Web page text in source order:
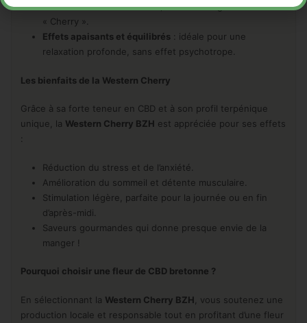
reflets violets et vert foncé, véritables signature de la
« Cherry ».
Effets apaisants et équilibrés : idéale pour une
relaxation profonde, sans effet psychotrope.
Les bienfaits de la Western Cherry
Grâce à sa forte teneur en CBD et à son profil terpénique
unique, la Western Cherry BZH est appréciée pour ses effets
:
Réduction du stress et de l’anxiété.
Amélioration du sommeil et détente musculaire.
Stimulation légère, parfaite pour la journée ou en fin
d’après-midi.
Saveurs gourmandes qui donne presque envie de la
manger !
Pourquoi choisir une fleur de CBD bretonne ?
En sélectionnant la Western Cherry BZH , vous soutenez une
production locale et responsable tout en profitant d’une fleur